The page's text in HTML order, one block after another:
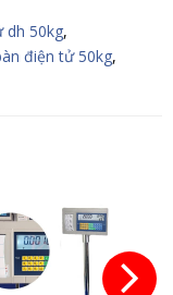
dh 50kg,
điện tử 50kg,